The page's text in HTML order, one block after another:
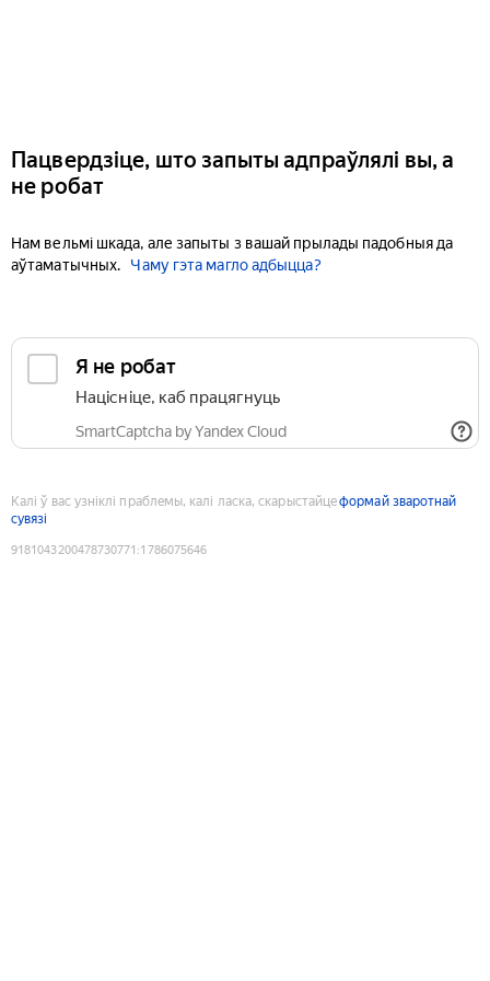
Пацвердзіце, што запыты адпраўлялі вы, а
не робат
Нам вельмі шкада, але запыты з вашай прылады падобныя да
аўтаматычных.
Чаму гэта магло адбыцца?
Я не робат
Націсніце, каб працягнуць
SmartCaptcha by Yandex Cloud
Калі ў вас узніклі праблемы, калі ласка, скарыстайцеформай зваротнай
сувязі
9181043200478730771 :1786075646